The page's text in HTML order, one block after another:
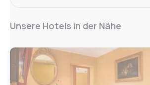
Unsere Hotels in der Nähe